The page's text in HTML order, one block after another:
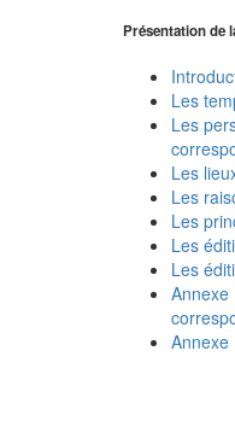
Présentation de
Les
Les
Les
Les
Les
Les
Les
Annexe
Annexe